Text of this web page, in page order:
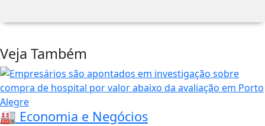
Veja Também
🏭 Economia e Negócios